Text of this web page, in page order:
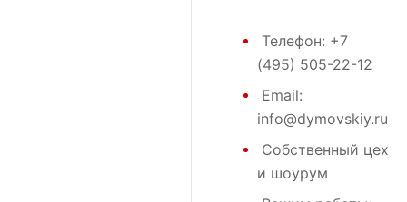
Телефон: +7
(495) 505-22-12
Email:
info@dymovskiy.ru
Собственный цех
и шоурум